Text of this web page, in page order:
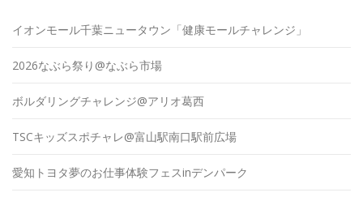
イオンモール千葉ニュータウン「健康モールチャレンジ」
2026なぶら祭り@なぶら市場
ボルダリングチャレンジ@アリオ葛西
TSCキッズスポチャレ@富山駅南口駅前広場
愛知トヨタ夢のお仕事体験フェスinデンパーク